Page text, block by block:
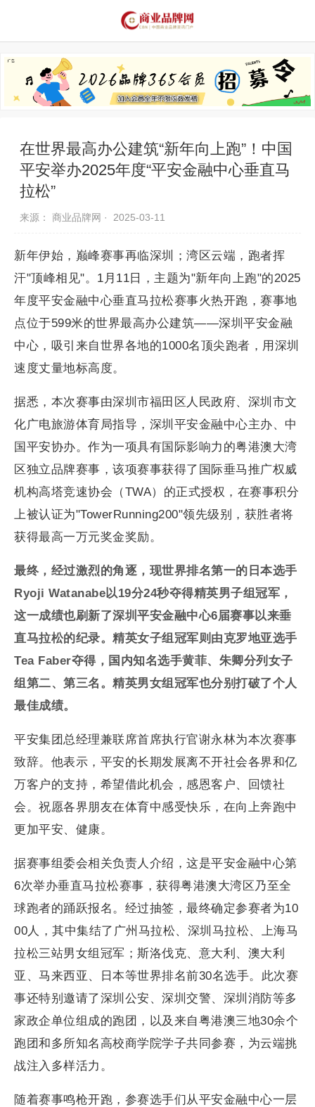
推荐品牌 品牌故事
在世界最高办公建筑“新年向上跑”！中国
平安举办2025年度“平安金融中心垂直马
拉松”
来源： 商业品牌网 · 2025-03-11
新年伊始，巅峰赛事再临深圳；湾区云端，跑者挥
汗"顶峰相见"。1月11日，主题为"新年向上跑"的2025
年度平安金融中心垂直马拉松赛事火热开跑，赛事地
点位于599米的世界最高办公建筑——深圳平安金融
中心，吸引来自世界各地的1000名顶尖跑者，用深圳
速度丈量地标高度。
据悉，本次赛事由深圳市福田区人民政府、深圳市文
化广电旅游体育局指导，深圳平安金融中心主办、中
国平安协办。作为一项具有国际影响力的粤港澳大湾
区独立品牌赛事，该项赛事获得了国际垂马推广权威
机构高塔竞速协会（TWA）的正式授权，在赛事积分
上被认证为"TowerRunning200"领先级别，获胜者将
获得最高一万元奖金奖励。
最终，经过激烈的角逐，现世界排名第一的日本选手
Ryoji Watanabe以19分24秒夺得精英男子组冠军，
这一成绩也刷新了深圳平安金融中心6届赛事以来垂
直马拉松的纪录。精英女子组冠军则由克罗地亚选手
Tea Faber夺得，国内知名选手黄菲、朱卿分列女子
组第二、第三名。精英男女组冠军也分别打破了个人
最佳成绩。
平安集团总经理兼联席首席执行官谢永林为本次赛事
致辞。他表示，平安的长期发展离不开社会各界和亿
万客户的支持，希望借此机会，感恩客户、回馈社
会。祝愿各界朋友在体育中感受快乐，在向上奔跑中
更加平安、健康。
据赛事组委会相关负责人介绍，这是平安金融中心第
6次举办垂直马拉松赛事，获得粤港澳大湾区乃至全
球跑者的踊跃报名。经过抽签，最终确定参赛者为10
00人，其中集结了广州马拉松、深圳马拉松、上海马
拉松三站男女组冠军；斯洛伐克、意大利、澳大利
亚、马来西亚、日本等世界排名前30名选手。此次赛
事还特别邀请了深圳公安、深圳交警、深圳消防等多
家政企单位组成的跑团，以及来自粤港澳三地30余个
跑团和多所知名高校商学院学子共同参赛，为云端挑
战注入多样活力。
随着赛事鸣枪开跑，参赛选手们从平安金融中心一层